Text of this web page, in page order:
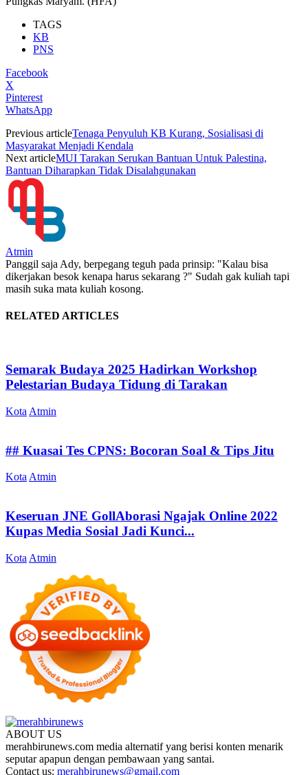
TAGS
KB
PNS
Facebook
X
Pinterest
WhatsApp
Previous articleTenaga Penyuluh KB Kurang, Sosialisasi di
Masyarakat Menjadi Kendala
Next articleMUI Tarakan Serukan Bantuan Untuk Palestina,
Bantuan Diharapkan Tidak Disalahgunakan
Atmin
Panggil saja Ady, berpegang teguh pada prinsip: "Kalau bisa
dikerjakan besok kenapa harus sekarang ?" Sudah gak kuliah tapi
masih suka mata kuliah kosong.
RELATED ARTICLES
Semarak Budaya 2025 Hadirkan Workshop
Pelestarian Budaya Tidung di Tarakan
Kota Atmin
## Kuasai Tes CPNS: Bocoran Soal & Tips Jitu
Kota Atmin
Keseruan JNE GollAborasi Ngajak Online 2022
Kupas Media Sosial Jadi Kunci...
Kota Atmin
ABOUT US
merahbirunews.com media alternatif yang berisi konten menarik
seputar apapun dengan pembawaan yang santai.
Contact us: merahbirunews@gmail.com